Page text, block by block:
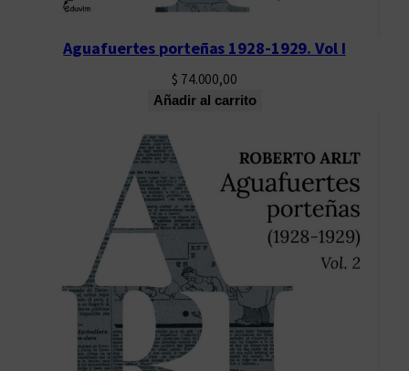
Aguafuertes porteñas 1928-1929. Vol I
$ 74.000,00
Añadir al carrito